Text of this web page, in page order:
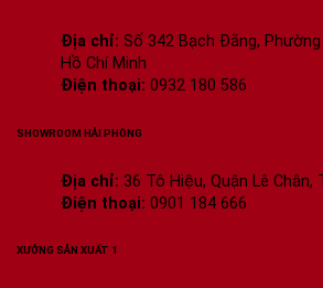
Địa chỉ: Số 342 Bạch Đằng,
Hồ Chí Minh
Điện thoại: 0932 180 586
SHOWROOM HẢI PHÒNG
Địa chỉ: 36 Tô Hiệu, Quận Lê Chân,
Điện thoại: 0901 184 666
XƯỞNG SẢN XUẤT 1